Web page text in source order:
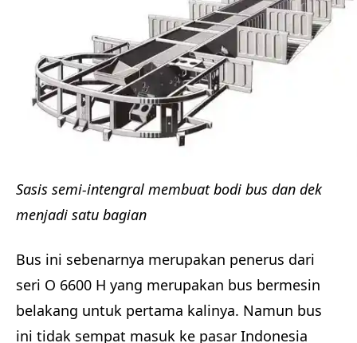
Sasis semi-intengral membuat bodi bus dan dek
menjadi satu bagian
Bus ini sebenarnya merupakan penerus dari
seri O 6600 H yang merupakan bus bermesin
belakang untuk pertama kalinya. Namun bus
ini tidak sempat masuk ke pasar Indonesia